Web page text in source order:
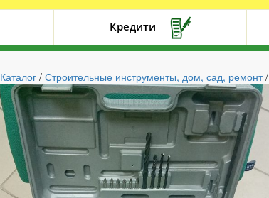
Кредити
Каталог / Строительные инструменты, дом, сад, ремонт/